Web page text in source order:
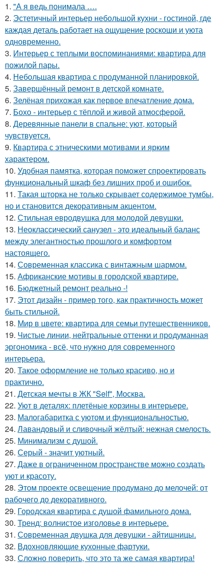
1. "А я ведь понимала ….
2. Эстетичный интерьер небольшой кухни - гостиной, где
каждая деталь работает на ощущение роскоши и уюта
одновременно.
3. Интерьер с теплыми воспоминаниями: квартира для
пожилой пары.
4. Небольшая квартира с продуманной планировкой.
5. Завершённый ремонт в детской комнате.
6. Зелёная прихожая как первое впечатление дома.
7. Бохо - интерьер с тёплой и живой атмосферой.
8. Деревянные панели в спальне: уют, который
чувствуется.
9. Квартира с этническими мотивами и ярким
характером.
10. Удобная памятка, которая поможет спроектировать
функциональный шкаф без лишних проб и ошибок.
11. Такая шторка не только скрывает содержимое тумбы,
но и становится декоративным акцентом.
12. Стильная евродвушка для молодой девушки.
13. Неоклассический санузел - это идеальный баланс
между элегантностью прошлого и комфортом
настоящего.
14. Современная классика с винтажным шармом.
15. Африканские мотивы в городской квартире.
16. Бюджетный ремонт реально -!
17. Этот дизайн - пример того, как практичность может
быть стильной.
18. Мир в цвете: квартира для семьи путешественников.
19. Чистые линии, нейтральные оттенки и продуманная
эргономика - всё, что нужно для современного
интерьера.
20. Такое оформление не только красиво, но и
практично.
21. Детская мечты в ЖК "Self", Москва.
22. Уют в деталях: плетёные корзины в интерьере.
23. Малогабаритка с уютом и функциональностью.
24. Лавандовый и сливочный жёлтый: нежная смелость.
25. Минимализм с душой.
26. Серый - значит уютный.
27. Даже в ограниченном пространстве можно создать
уют и красоту.
28. Этом проекте освещение продумано до мелочей: от
рабочего до декоративного.
29. Городская квартира с душой фамильного дома.
30. Тренд: волнистое изголовье в интерьере.
31. Современная двушка для девушки - айтишницы.
32. Вдохновляющие кухонные фартуки.
33. Сложно поверить, что это та же самая квартира!